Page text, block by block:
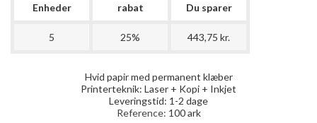
Enheder rabat Du sparer
5 25% 443,75 kr.
Hvid papir med permanent klæber
Printerteknik: Laser + Kopi + Inkjet
Leveringstid: 1-2 dage
Reference: 100 ark